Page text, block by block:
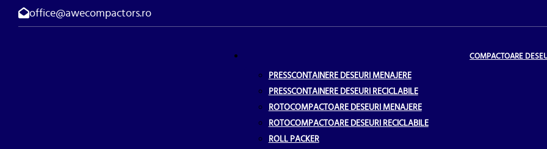
office@awecompactors.ro
COMPACTOARE
PRESSCONTAINERE DESEURI MENAJERE
PRESSCONTAINERE DESEURI RECICLABILE
ROTOCOMPACTOARE DESEURI MENAJERE
ROTOCOMPACTOARE DESEURI RECICLABILE
ROLL PACKER